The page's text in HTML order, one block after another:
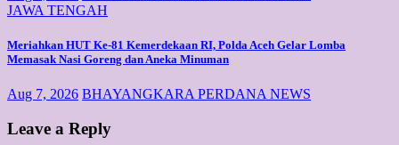
JAWA TENGAH
Meriahkan HUT Ke-81 Kemerdekaan RI, Polda Aceh Gelar Lomba
Memasak Nasi Goreng dan Aneka Minuman
Aug 7, 2026 BHAYANGKARA PERDANA NEWS
Leave a Reply